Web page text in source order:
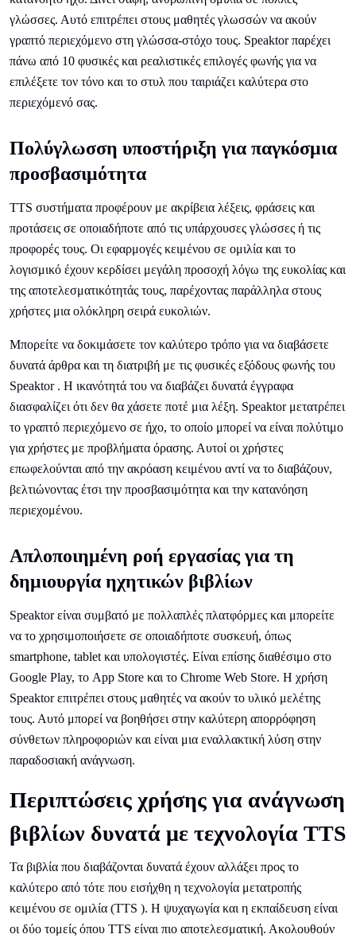
γλώσσες. Αυτό επιτρέπει στους μαθητές γλωσσών να ακούν
γραπτό περιεχόμενο στη γλώσσα-στόχο τους. Speaktor παρέχει
πάνω από 10 φυσικές και ρεαλιστικές επιλογές φωνής για να
επιλέξετε τον τόνο και το στυλ που ταιριάζει καλύτερα στο
περιεχόμενό σας.
Πολύγλωσση υποστήριξη για παγκόσμια
προσβασιμότητα
TTS συστήματα προφέρουν με ακρίβεια λέξεις, φράσεις και
προτάσεις σε οποιαδήποτε από τις υπάρχουσες γλώσσες ή τις
προφορές τους. Οι εφαρμογές κειμένου σε ομιλία και το
λογισμικό έχουν κερδίσει μεγάλη προσοχή λόγω της ευκολίας και
της αποτελεσματικότητάς τους, παρέχοντας παράλληλα στους
χρήστες μια ολόκληρη σειρά ευκολιών.
Μπορείτε να δοκιμάσετε τον καλύτερο τρόπο για να διαβάσετε
δυνατά άρθρα και τη διατριβή με τις φυσικές εξόδους φωνής του
Speaktor . Η ικανότητά του να διαβάζει δυνατά έγγραφα
διασφαλίζει ότι δεν θα χάσετε ποτέ μια λέξη. Speaktor μετατρέπει
το γραπτό περιεχόμενο σε ήχο, το οποίο μπορεί να είναι πολύτιμο
για χρήστες με προβλήματα όρασης. Αυτοί οι χρήστες
επωφελούνται από την ακρόαση κειμένου αντί να το διαβάζουν,
βελτιώνοντας έτσι την προσβασιμότητα και την κατανόηση
περιεχομένου.
Απλοποιημένη ροή εργασίας για τη
δημιουργία ηχητικών βιβλίων
Speaktor είναι συμβατό με πολλαπλές πλατφόρμες και μπορείτε
να το χρησιμοποιήσετε σε οποιαδήποτε συσκευή, όπως
smartphone, tablet και υπολογιστές. Είναι επίσης διαθέσιμο στο
Google Play, το App Store και το Chrome Web Store. Η χρήση
Speaktor επιτρέπει στους μαθητές να ακούν το υλικό μελέτης
τους. Αυτό μπορεί να βοηθήσει στην καλύτερη απορρόφηση
σύνθετων πληροφοριών και είναι μια εναλλακτική λύση στην
παραδοσιακή ανάγνωση.
Περιπτώσεις χρήσης για ανάγνωση
βιβλίων δυνατά με τεχνολογία TTS
Τα βιβλία που διαβάζονται δυνατά έχουν αλλάξει προς το
καλύτερο από τότε που εισήχθη η τεχνολογία μετατροπής
κειμένου σε ομιλία (TTS ). Η ψυχαγωγία και η εκπαίδευση είναι
οι δύο τομείς όπου TTS είναι πιο αποτελεσματική. Ακολουθούν